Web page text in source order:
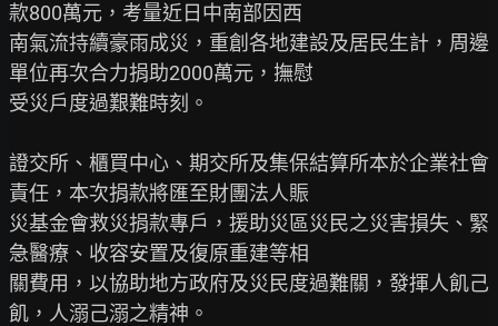
款800萬元，考量近日中南部因西
南氣流持續豪雨成災，重創各地建設及居民生計，周邊
單位再次合力捐助2000萬元，撫慰
受災戶度過艱難時刻。
證交所、櫃買中心、期交所及集保結算所本於企業社會
責任，本次捐款將匯至財團法人賑
災基金會救災捐款專戶，援助災區災民之災害損失、緊
急醫療、收容安置及復原重建等相
關費用，以協助地方政府及災民度過難關，發揮人飢己
飢，人溺己溺之精神。